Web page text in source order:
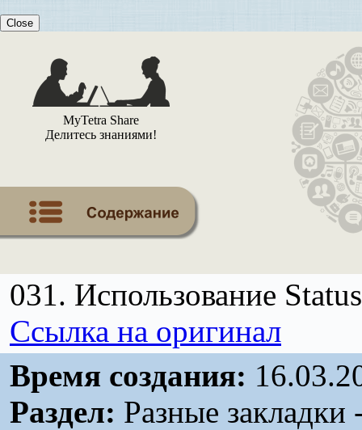
Close
MyTetra Share
Делитесь знаниями!
031. Использование
Ссылка на оригинал
Время создания:
Раздел: Разные